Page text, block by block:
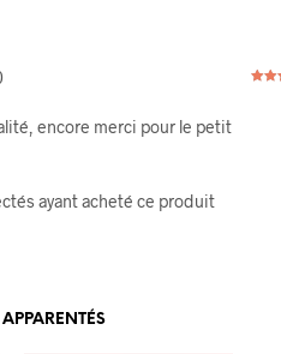
encore merci pour le petit
ayant acheté ce produit
APPARENTÉS